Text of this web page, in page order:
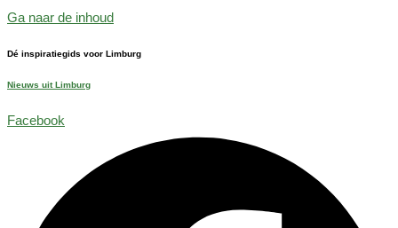
Ga naar de inhoud
Dé inspiratiegids voor Limburg
Nieuws uit Limburg
Facebook